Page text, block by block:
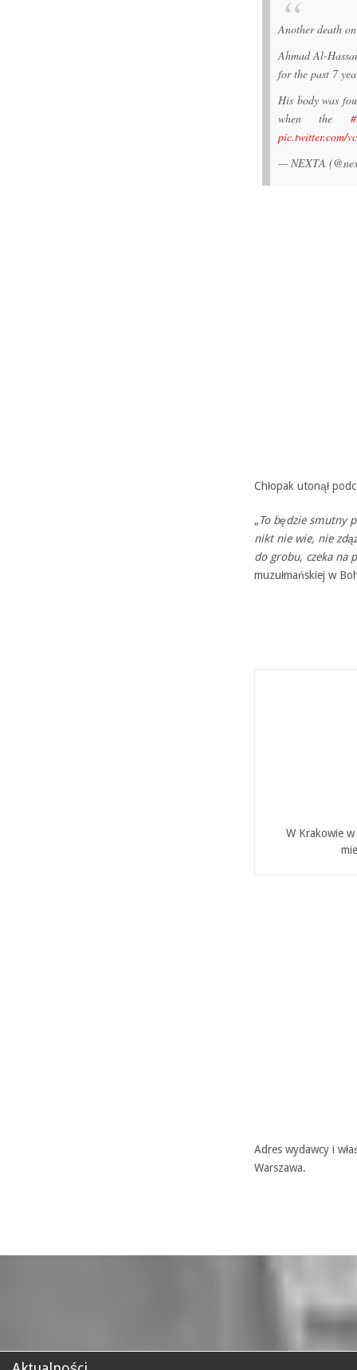
Another death
Ahmad Al-
for the past 7
His body was
when the
pic.twitter.com/
— NEXTA
Chłopak utonął
„To będzie smutny
nikt nie wie, nie
do grobu, czeka na
muzułmańskiej w
W Krakowie
Adres wydawcy i
Warszawa.